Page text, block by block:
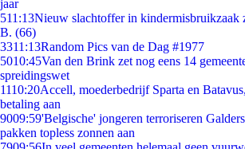
jaar
511:13Nieuw slachtoffer in kindermisbruikzaak
B. (66)
3311:13Random Pics van de Dag #1977
5010:45Van den Brink zet nog eens 14
spreidingswet
1110:20Accell, moederbedrijf Sparta en
betaling aan
9009:59'Belgische' jongeren terroriseren
pakken topless zonnen aan